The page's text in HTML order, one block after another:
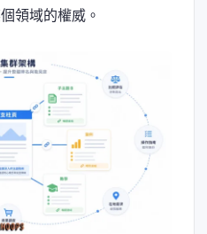
領域的權威。